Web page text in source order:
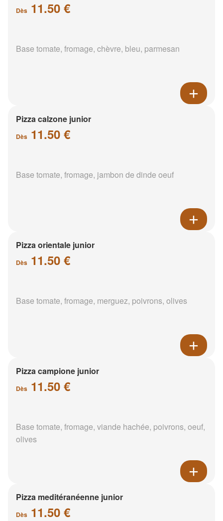
Dès 11.50 €
Base tomate, fromage, chèvre, bleu, parmesan
Pizza calzone junior
Dès 11.50 €
Base tomate, fromage, jambon de dinde oeuf
Pizza orientale junior
Dès 11.50 €
Base tomate, fromage, merguez, poivrons, olives
Pizza campione junior
Dès 11.50 €
Base tomate, fromage, viande hachée, poivrons, oeuf,
olives
Pizza meditéranéenne junior
Dès 11.50 €